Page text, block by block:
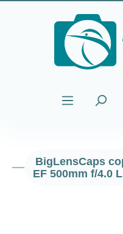
Passa al contenuto
BigLensCaps
EF 500mm f/4.0